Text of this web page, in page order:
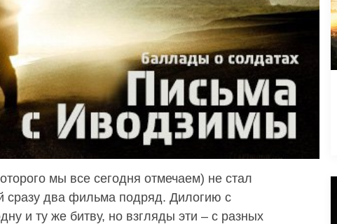
мы все сегодня отмечаем) не стал
сразу два фильма подряд. Дилогию с
и ту же битву, но взгляды эти – с разных